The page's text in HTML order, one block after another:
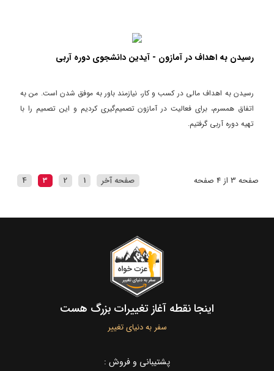
رسیدن به اهداف در آمازون - آیدین دانشجوی دوره آربی
رسیدن به اهداف مالی در کسب و کار، نیازمند باور به موفق شدن است. من به
اتفاق همسرم، برای فعالیت در آمازون تصمیم‌گیری کردیم و این تصمیم را با
تهیه دوره آربی گرفتیم.
صفحه 3 از 4 صفحه صفحه آخر 1
2
3
4
اینجا نقطه آغاز تغییرات بزرگ هست
سفر به دنیای تغییر
پشتیبانی و فروش :